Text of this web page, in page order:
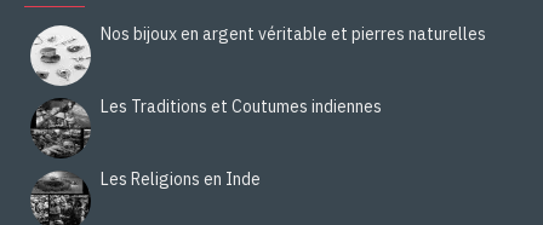
Nos bijoux en argent véritable et pierres naturelles
Les Traditions et Coutumes indiennes
Les Religions en Inde